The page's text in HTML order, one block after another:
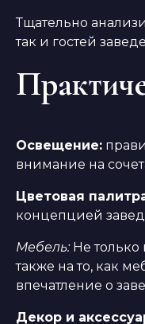
Тщательно
так и гостей
Освещение:
внимание на
Цветовая
концепцией
Мебель: Не
также на то, как
впечатление о
Декор и